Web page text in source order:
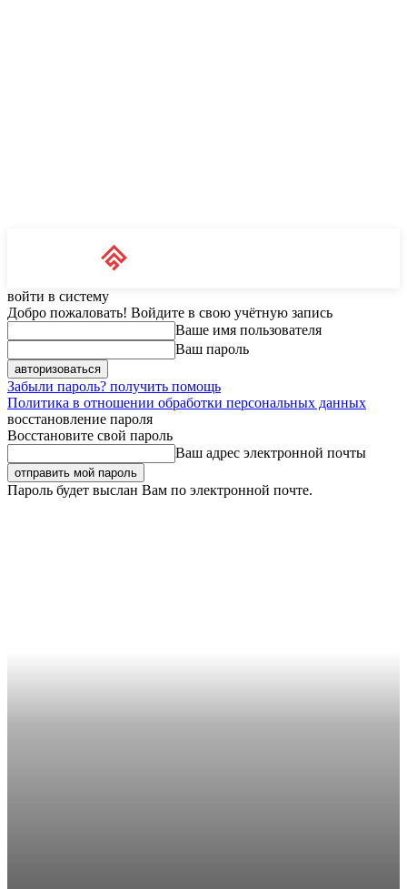
войти в систему
Добро пожаловать! Войдите в свою учётную запись
Ваше имя пользователя
Ваш пароль
Забыли пароль? получить помощь
Политика в отношении обработки персональных данных
восстановление пароля
Восстановите свой пароль
Ваш адрес электронной почты
Пароль будет выслан Вам по электронной почте.